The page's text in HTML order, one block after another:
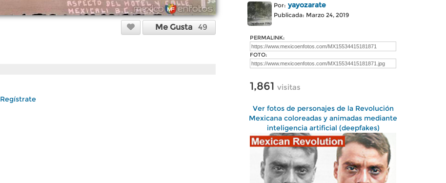
Me Gusta 49
Regístrate
Por: yayozarate
Publicada: Marzo 24, 2019
PERMALINK:
FOTO:
1,861 visitas
Ver fotos de personajes de la Revolución
Mexicana coloreadas y animadas mediante
inteligencia artificial (deepfakes)